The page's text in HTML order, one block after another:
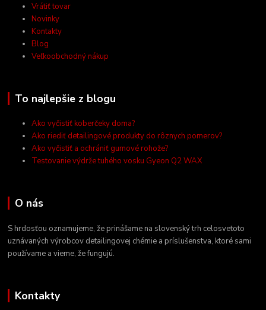
Vrátiť tovar
Novinky
Kontakty
Blog
Veľkoobchodný nákup
To najlepšie z blogu
Ako vyčistiť koberčeky doma?
Ako riediť detailingové produkty do rôznych pomerov?
Ako vyčistiť a ochrániť gumové rohože?
Testovanie výdrže tuhého vosku Gyeon Q2 WAX
O nás
S hrdosťou oznamujeme, že prinášame na slovenský trh celosvetoto
uznávaných výrobcov detailingovej chémie a príslušenstva, ktoré sami
používame a vieme, že fungujú.
Kontakty